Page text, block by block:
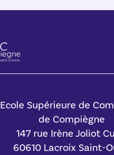
Ecole Supérieure de
de Compiègne
147 rue Irène Joliot
60610 Lacroix Saint-